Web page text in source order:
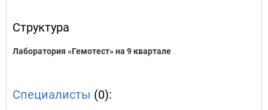
Структура
Лаборатория «Гемотест» на 9 квартале
Специалисты (0):